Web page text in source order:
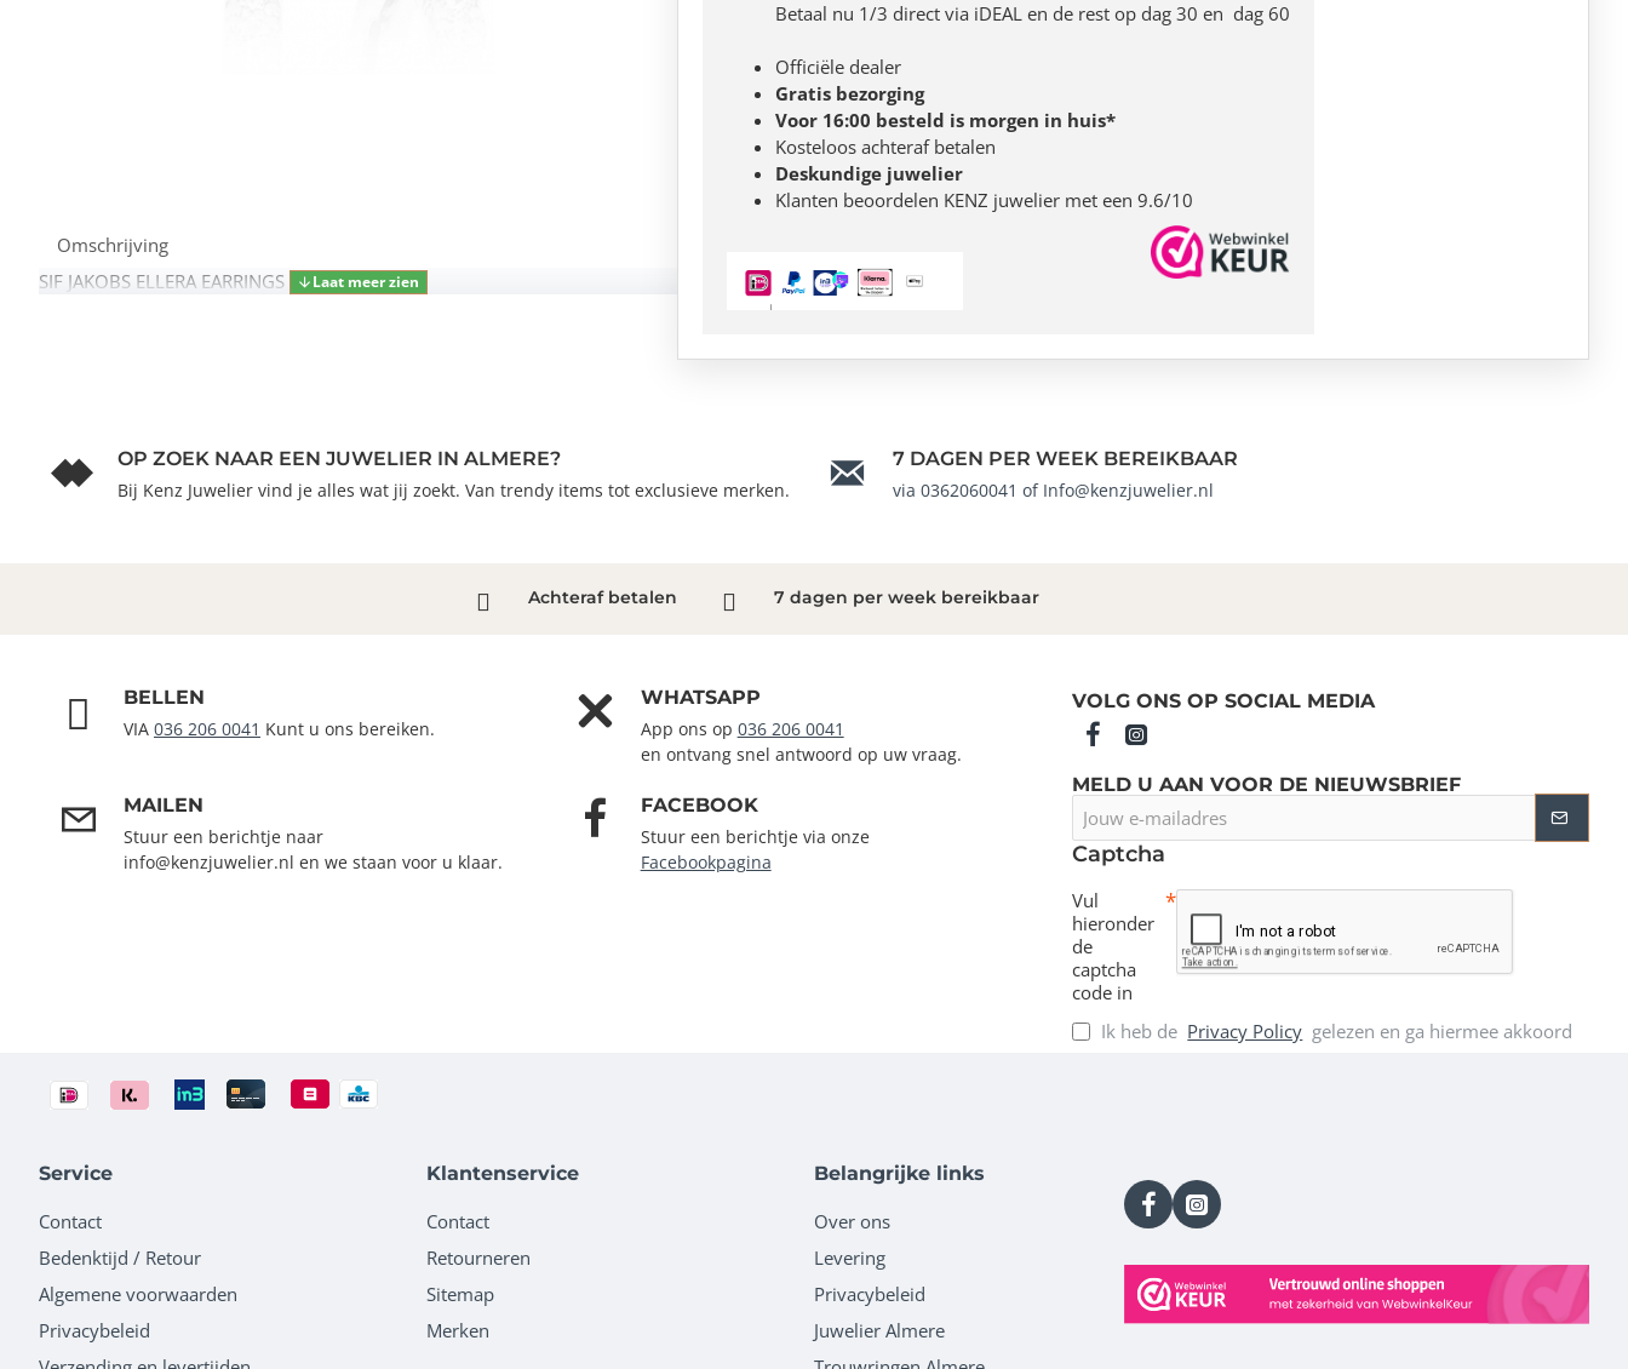
Omschrijving
SIF JAKOBS ELLERA EARRINGS SJ-E2859-CZ
Betaal nu 1/3 direct via iDEAL en de rest op dag 30 en dag 60
Officiële dealer
Gratis bezorging
Voor 16:00 besteld is morgen in huis*
Kosteloos achteraf betalen
Deskundige juwelier
Klanten beoordelen KENZ juwelier met een 9.6/10
OP ZOEK NAAR EEN JUWELIER IN ALMERE?
Bij Kenz Juwelier vind je alles wat jij zoekt. Van trendy items tot exclusieve merken.
7 DAGEN PER WEEK BEREIKBAAR
via 0362060041 of Info@kenzjuwelier.nl
Achteraf betalen 7 dagen per week bereikbaar
BELLEN
VIA 036 206 0041 Kunt u ons bereiken.
WHATSAPP
App ons op 036 206 0041
en ontvang snel antwoord op uw vraag.
MAILEN
Stuur een berichtje naar
info@kenzjuwelier.nl en we staan voor u klaar.
FACEBOOK
Stuur een berichtje via onze
Facebookpagina
VOLG ONS OP SOCIAL MEDIA
MELD U AAN VOOR DE NIEUWSBRIEF
Jouw
e-
mailadres
Captcha
Vul
hieronder
de
captcha
code in
Ik heb de Privacy Policy gelezen en ga hiermee akkoord
Service
Contact
Bedenktijd / Retour
Algemene voorwaarden
Privacybeleid
Klantenservice
Contact
Retourneren
Sitemap
Merken
Belangrijke links
Over ons
Levering
Privacybeleid
Juwelier Almere